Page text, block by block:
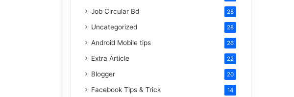
Job Circular Bd 28
Uncategorized 28
Android Mobile tips 26
Extra Article 22
Blogger 20
Facebook Tips & Trick 14